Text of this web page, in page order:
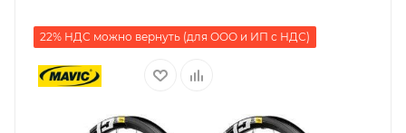
22% НДС можно вернуть (для ООО и ИП с НДС)